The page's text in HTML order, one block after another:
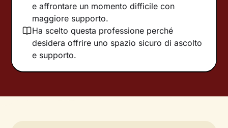
e affrontare un momento difficile con
maggiore supporto.
Ha scelto questa professione perché
desidera offrire uno spazio sicuro di ascolto
e supporto.